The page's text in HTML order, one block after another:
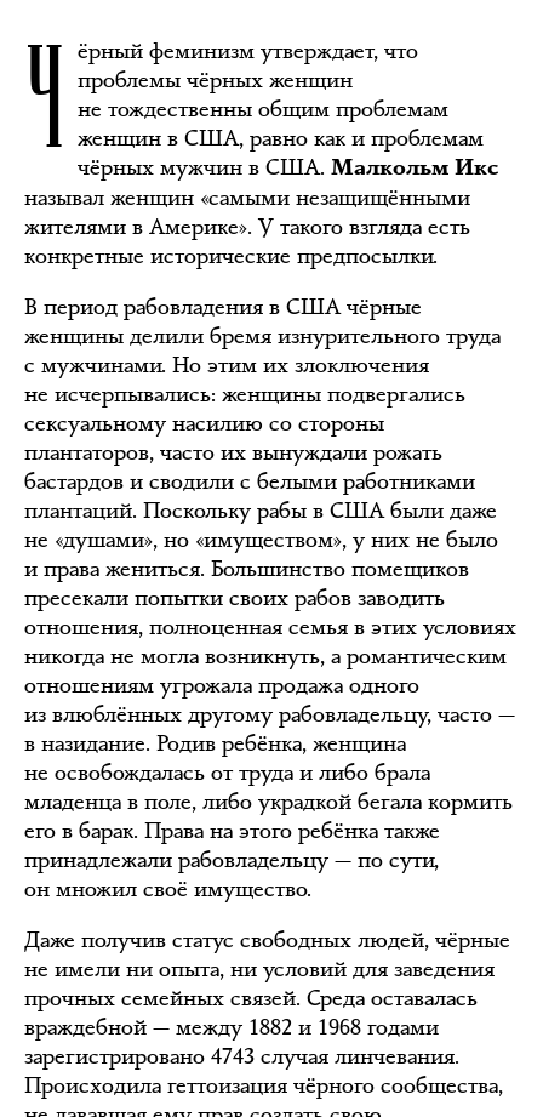
Ч ёрный феминизм утверждает, что
проблемы чёрных женщин
не тождественны общим проблемам
женщин в США, равно как и проблемам
чёрных мужчин в США. Малкольм Икс
называл женщин «самыми незащищёнными
жителями в Америке». У такого взгляда есть
конкретные исторические предпосылки.
В период рабовладения в США чёрные
женщины делили бремя изнурительного труда
с мужчинами. Но этим их злоключения
не исчерпывались: женщины подвергались
сексуальному насилию со стороны
плантаторов, часто их вынуждали рожать
бастардов и сводили с белыми работниками
плантаций. Поскольку рабы в США были даже
не «душами», но «имуществом», у них не было
и права жениться. Большинство помещиков
пресекали попытки своих рабов заводить
отношения, полноценная семья в этих условиях
никогда не могла возникнуть, а романтическим
отношениям угрожала продажа одного
из влюблённых другому рабовладельцу, часто —
в назидание. Родив ребёнка, женщина
не освобождалась от труда и либо брала
младенца в поле, либо украдкой бегала кормить
его в барак. Права на этого ребёнка также
принадлежали рабовладельцу — по сути,
он множил своё имущество.
Даже получив статус свободных людей, чёрные
не имели ни опыта, ни условий для заведения
прочных семейных связей. Среда оставалась
враждебной — между 1882 и 1968 годами
зарегистрировано 4743 случая линчевания.
Происходила геттоизация чёрного сообщества,